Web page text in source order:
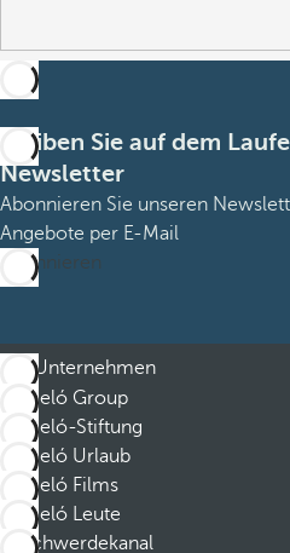
Bleiben Sie auf dem
Newsletter
Abonnieren Sie unseren
Angebote per E-Mail
Abonnieren
Unternehmen
Barceló Group
Barceló-Stiftung
Barceló Urlaub
Barceló Films
Barceló Leute
Beschwerdekanal